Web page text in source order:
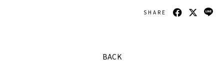
SHARE
BACK